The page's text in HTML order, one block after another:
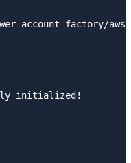
initialized!